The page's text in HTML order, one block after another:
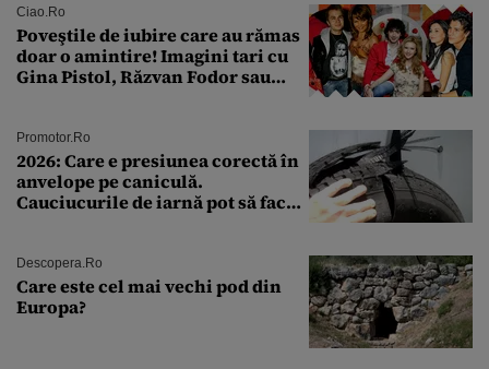
Ciao.ro
Poveştile de iubire care au rămas
doar o amintire! Imagini tari cu
Gina Pistol, Răzvan Fodor sau
Promotor.ro
2026: Care e presiunea corectă în
anvelope pe caniculă.
Cauciucurile de iarnă pot să facă
Descopera.ro
Care este cel mai vechi pod din
Europa?